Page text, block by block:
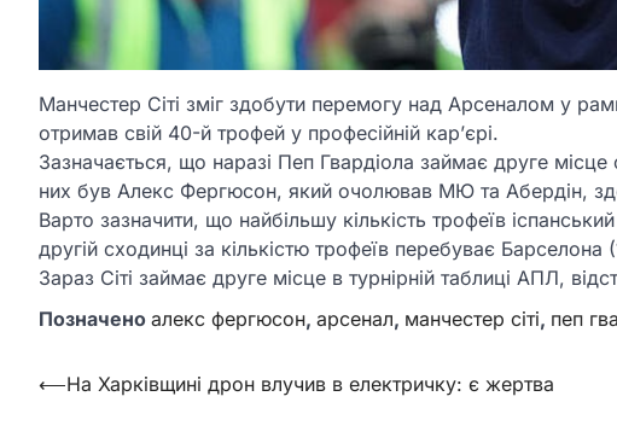
Манчестер Сіті зміг здобути перемогу над Арсеналом у
отримав свій 40-й трофей у професійній кар’єрі.
Зазначається, що наразі Пеп Гвардіола займає друге
них був Алекс Фергюсон, який очолював МЮ та Абердін,
Варто зазначити, що найбільшу кількість трофеїв
другій сходинці за кількістю трофеїв перебуває
Зараз Сіті займає друге місце в турнірній таблиці АПЛ,
Позначено алекс фергюсон, арсенал, манчестер сіті, пеп
Навігація
⟵На Харківщині дрон влучив в електричку: є жертва